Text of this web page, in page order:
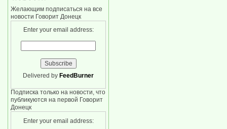
Желающим подписаться на все
новости Говорит Донецк
Enter your email address:
Delivered by FeedBurner
Подписка только на новости, что
публикуются на первой Говорит
Донецк
Enter your email address: